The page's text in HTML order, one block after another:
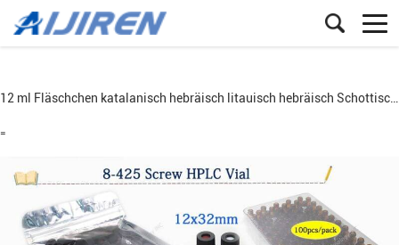
12 ml Fläschchen katalanisch hebräisch litauisch hebräisch Schottischer Gälisch
=